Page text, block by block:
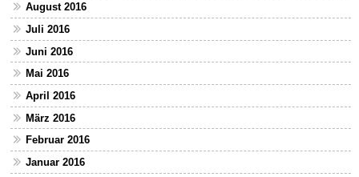
August 2016
Juli 2016
Juni 2016
Mai 2016
April 2016
März 2016
Februar 2016
Januar 2016